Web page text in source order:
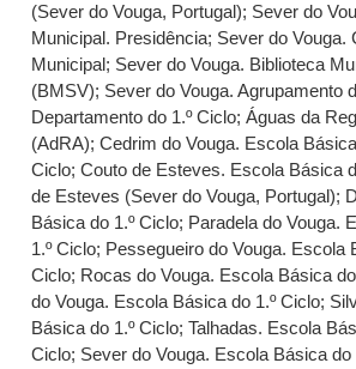
(Sever do Vouga, Portugal); Sever do
Municipal. Presidência; Sever do Vouga.
Municipal; Sever do Vouga. Biblioteca
(BMSV); Sever do Vouga. Agrupamento
Departamento do 1.º Ciclo;Águas da
(AdRA);Cedrim do Vouga. Escola
Ciclo;Couto de Esteves. Escola Básica
de Esteves (Sever do Vouga, Portugal);
Básica do 1.º Ciclo; Paradela do Vouga.
1.º Ciclo; Pessegueiro do Vouga. Escola
Ciclo; Rocas do Vouga. Escola Básica
do Vouga. Escola Básica do 1.º Ciclo;
Básica do 1.º Ciclo;Talhadas. Escola
Ciclo; Sever do Vouga. Escola Básica do